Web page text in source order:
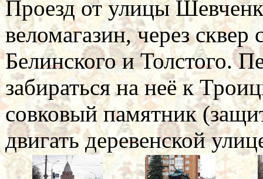
Проезд от улицы
веломагазин, через
Белинского и Толстого.
забираться на неё к
совковый памятник
двигать деревенской